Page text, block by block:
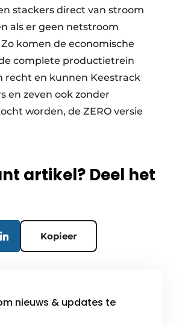
stackers direct van stroom
als er geen netstroom
komen de economische
complete productietrein
recht en kunnen Keestrack
en zeven ook zonder
worden, de ZERO versie
artikel? Deel het
Kopieer
nieuws & updates te